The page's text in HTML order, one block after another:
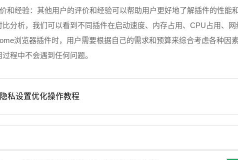
和经验：其他用户的评价和经验可以帮助用户更好地了解插件的性
分析，我们可以看到不同插件在启动速度、内存占用、CPU占用、
浏览器插件时，用户需要根据自己的需求和预算来综合考虑各种
程中不会遇到任何问题。
私设置优化操作教程